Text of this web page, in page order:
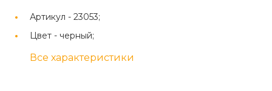
Артикул - 23053;
Цвет - черный;
Все характеристики